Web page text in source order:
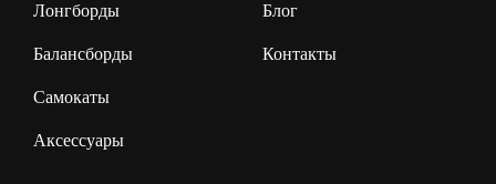
Лонгборды
Балансборды
Самокаты
Аксессуары
Блог
Контакты